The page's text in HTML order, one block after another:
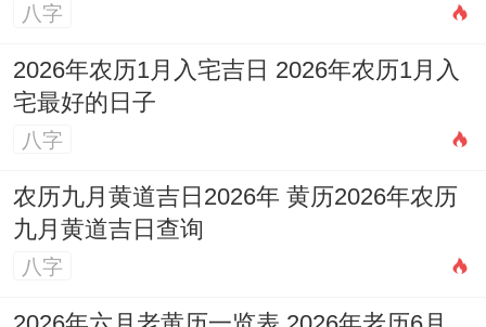
八字
2026年农历1月入宅吉日 2026年农历1月入
宅最好的日子
八字
农历九月黄道吉日2026年 黄历2026年农历
九月黄道吉日查询
八字